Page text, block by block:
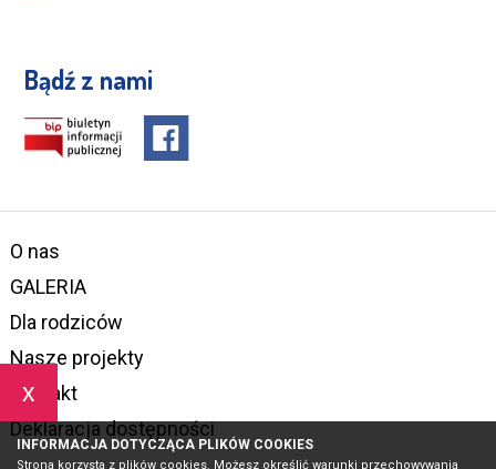
x
INFORMACJA DOTYCZĄCA PLIKÓW COOKIES
Strona korzysta z plików cookies. Możesz określić warunki przechowywania
Bądź z nami
O nas
GALERIA
Dla rodziców
Nasze projekty
Kontakt
Deklaracja dostępności